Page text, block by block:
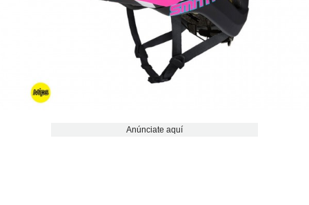
Anúnciate aquí